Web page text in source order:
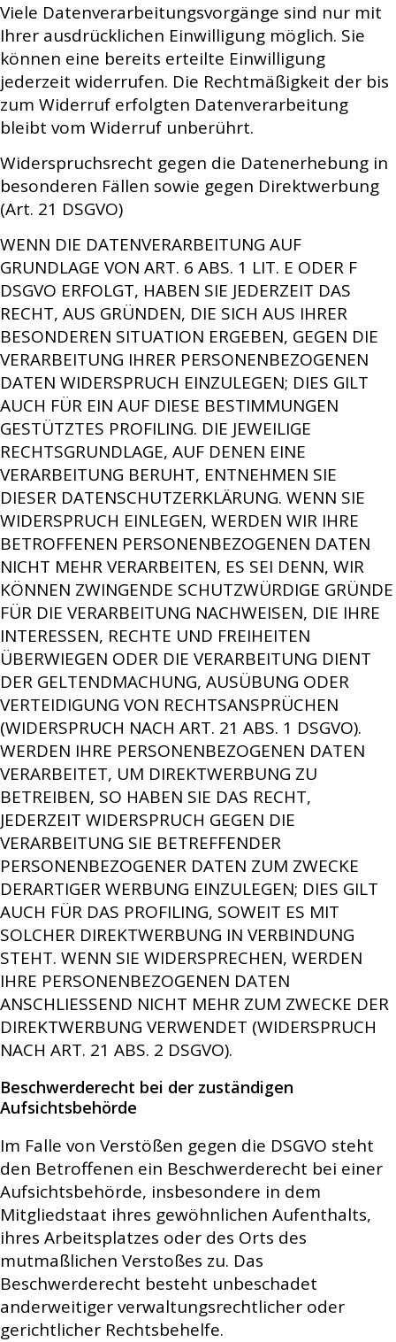
Viele Datenverarbeitungsvorgänge sind nur mit
Ihrer ausdrücklichen Einwilligung möglich. Sie
können eine bereits erteilte Einwilligung
jederzeit widerrufen. Die Rechtmäßigkeit der bis
zum Widerruf erfolgten Datenverarbeitung
bleibt vom Widerruf unberührt.
Widerspruchsrecht gegen die Datenerhebung in
besonderen Fällen sowie gegen Direktwerbung
(Art. 21 DSGVO)
WENN DIE DATENVERARBEITUNG AUF
GRUNDLAGE VON ART. 6 ABS. 1 LIT. E ODER F
DSGVO ERFOLGT, HABEN SIE JEDERZEIT DAS
RECHT, AUS GRÜNDEN, DIE SICH AUS IHRER
BESONDEREN SITUATION ERGEBEN, GEGEN DIE
VERARBEITUNG IHRER PERSONENBEZOGENEN
DATEN WIDERSPRUCH EINZULEGEN; DIES GILT
AUCH FÜR EIN AUF DIESE BESTIMMUNGEN
GESTÜTZTES PROFILING. DIE JEWEILIGE
RECHTSGRUNDLAGE, AUF DENEN EINE
VERARBEITUNG BERUHT, ENTNEHMEN SIE
DIESER DATENSCHUTZERKLÄRUNG. WENN SIE
WIDERSPRUCH EINLEGEN, WERDEN WIR IHRE
BETROFFENEN PERSONENBEZOGENEN DATEN
NICHT MEHR VERARBEITEN, ES SEI DENN, WIR
KÖNNEN ZWINGENDE SCHUTZWÜRDIGE GRÜNDE
FÜR DIE VERARBEITUNG NACHWEISEN, DIE IHRE
INTERESSEN, RECHTE UND FREIHEITEN
ÜBERWIEGEN ODER DIE VERARBEITUNG DIENT
DER GELTENDMACHUNG, AUSÜBUNG ODER
VERTEIDIGUNG VON RECHTSANSPRÜCHEN
(WIDERSPRUCH NACH ART. 21 ABS. 1 DSGVO).
WERDEN IHRE PERSONENBEZOGENEN DATEN
VERARBEITET, UM DIREKTWERBUNG ZU
BETREIBEN, SO HABEN SIE DAS RECHT,
JEDERZEIT WIDERSPRUCH GEGEN DIE
VERARBEITUNG SIE BETREFFENDER
PERSONENBEZOGENER DATEN ZUM ZWECKE
DERARTIGER WERBUNG EINZULEGEN; DIES GILT
AUCH FÜR DAS PROFILING, SOWEIT ES MIT
SOLCHER DIREKTWERBUNG IN VERBINDUNG
STEHT. WENN SIE WIDERSPRECHEN, WERDEN
IHRE PERSONENBEZOGENEN DATEN
ANSCHLIESSEND NICHT MEHR ZUM ZWECKE DER
DIREKTWERBUNG VERWENDET (WIDERSPRUCH
NACH ART. 21 ABS. 2 DSGVO).
Beschwerderecht bei der zuständigen
Aufsichtsbehörde
Im Falle von Verstößen gegen die DSGVO steht
den Betroffenen ein Beschwerderecht bei einer
Aufsichtsbehörde, insbesondere in dem
Mitgliedstaat ihres gewöhnlichen Aufenthalts,
ihres Arbeitsplatzes oder des Orts des
mutmaßlichen Verstoßes zu. Das
Beschwerderecht besteht unbeschadet
anderweitiger verwaltungsrechtlicher oder
gerichtlicher Rechtsbehelfe.